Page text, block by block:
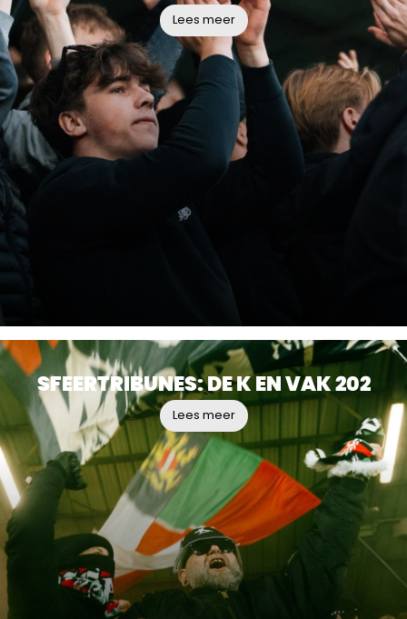
Lees meer
SFEERTRIBUNES: DE K EN VAK 202
Lees meer